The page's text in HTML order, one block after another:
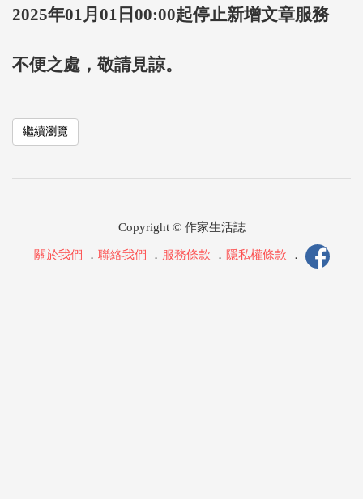
2025年01月01日00:00起停止新增文章服務
不便之處，敬請見諒。
繼續瀏覽
Copyright © 作家生活誌
關於我們 ． 聯絡我們 ． 服務條款 ． 隱私權條款 ．